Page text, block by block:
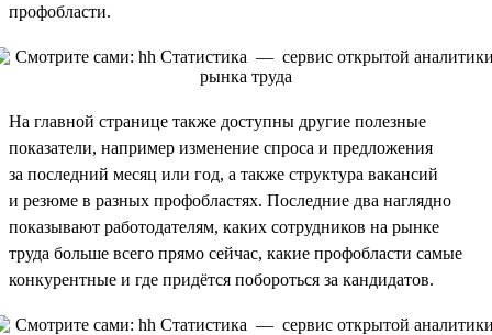
профобласти.
На главной странице также доступны другие полезные
показатели, например изменение спроса и предложения
за последний месяц или год, а также структура вакансий
и резюме в разных профобластях. Последние два наглядно
показывают работодателям, каких сотрудников на рынке
труда больше всего прямо сейчас, какие профобласти самые
конкурентные и где придётся побороться за кандидатов.